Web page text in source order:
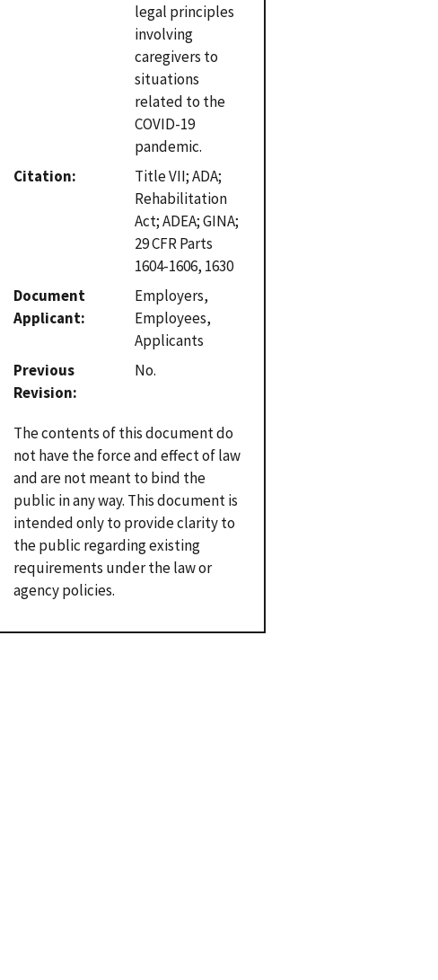
legal principles
involving
caregivers to
situations
related to the
COVID-19
pandemic.
Citation
Title VII; ADA;
Rehabilitation
Act; ADEA; GINA;
29 CFR Parts
1604-1606, 1630
Document
Applicant
Employers,
Employees,
Applicants
Previous
Revision
No.
The contents of this document do
not have the force and effect of law
and are not meant to bind the
public in any way. This document is
intended only to provide clarity to
the public regarding existing
requirements under the law or
agency policies.